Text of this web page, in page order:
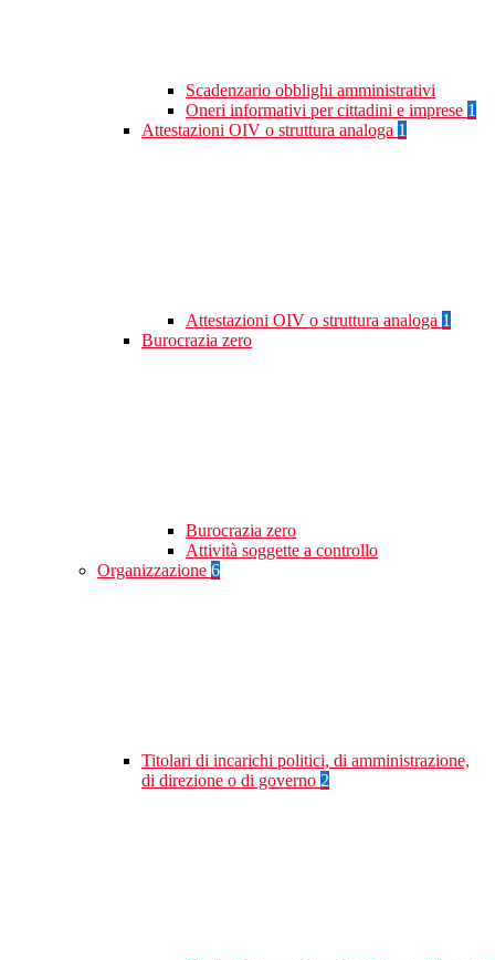
Scadenzario obblighi amministrativi
Oneri informativi per cittadini e imprese 1
Attestazioni OIV o struttura analoga 1
Attestazioni OIV o struttura analoga 1
Burocrazia zero
Burocrazia zero
Attività soggette a controllo
Organizzazione 6
Titolari di incarichi politici, di amministrazione,
di direzione o di governo 2